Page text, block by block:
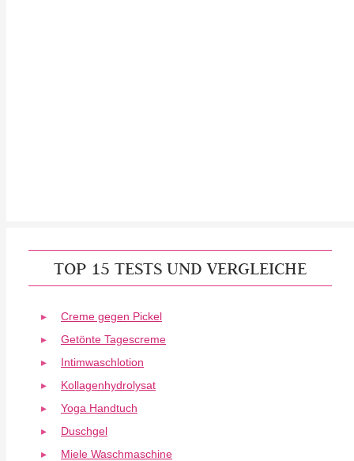
TOP 15 TESTS UND VERGLEICHE
Creme gegen Pickel
Getönte Tagescreme
Intimwaschlotion
Kollagenhydrolysat
Yoga Handtuch
Duschgel
Miele Waschmaschine